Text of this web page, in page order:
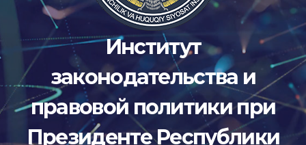
Институт
законодательства и
правовой политики при
Президенте Республики